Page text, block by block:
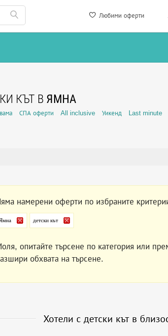
Любими оферти
КЪТ В ЯМНА
СПА оферти All inclusive Уикенд Last minute
намерени оферти по избраните
Ямна детски кът
опитайте търсене по категория или
обхвата на търсене.
Хотели с детски кът в